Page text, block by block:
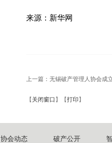
来源：新华网
上一篇：无锡破产管理人协会成
【 关闭窗口 】【打印 】
协会动态 破产公开